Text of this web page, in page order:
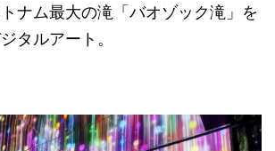
ナム最大の滝「バオゾック滝」を
タルアート。